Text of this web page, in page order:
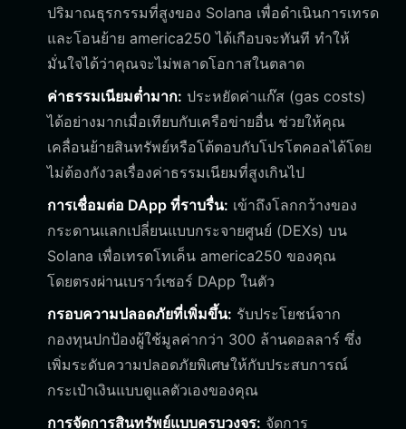
ปริมาณธุรกรรมที่สูงของ Solana เพื่อดำเนินการเทรด
และโอนย้าย america250 ได้เกือบจะทันที ทำให้
มั่นใจได้ว่าคุณจะไม่พลาดโอกาสในตลาด
ค่าธรรมเนียมต่ำมาก: ประหยัดค่าแก๊ส (gas costs)
ได้อย่างมากเมื่อเทียบกับเครือข่ายอื่น ช่วยให้คุณ
เคลื่อนย้ายสินทรัพย์หรือโต้ตอบกับโปรโตคอลได้โดย
ไม่ต้องกังวลเรื่องค่าธรรมเนียมที่สูงเกินไป
การเชื่อมต่อ DApp ที่ราบรื่น: เข้าถึงโลกกว้างของ
กระดานแลกเปลี่ยนแบบกระจายศูนย์ (DEXs) บน
Solana เพื่อเทรดโทเค็น america250 ของคุณ
โดยตรงผ่านเบราว์เซอร์ DApp ในตัว
กรอบความปลอดภัยที่เพิ่มขึ้น: รับประโยชน์จาก
กองทุนปกป้องผู้ใช้มูลค่ากว่า 300 ล้านดอลลาร์ ซึ่ง
เพิ่มระดับความปลอดภัยพิเศษให้กับประสบการณ์
กระเป๋าเงินแบบดูแลตัวเองของคุณ
การจัดการสินทรัพย์แบบครบวงจร: จัดการ